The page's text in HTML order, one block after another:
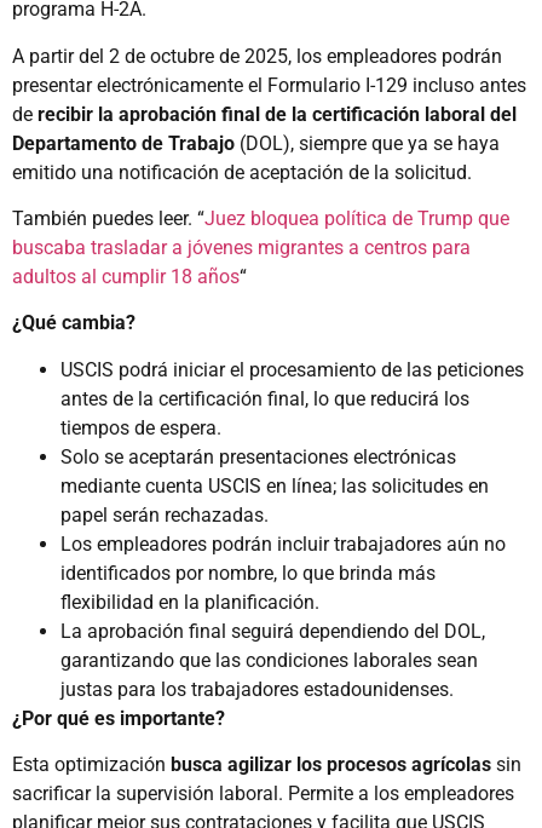
programa H-2A.
A partir del 2 de octubre de 2025, los empleadores podrán
presentar electrónicamente el Formulario I-129 incluso antes
de recibir la aprobación final de la certificación laboral del
Departamento de Trabajo (DOL), siempre que ya se haya
emitido una notificación de aceptación de la solicitud.
También puedes leer. “Juez bloquea política de Trump que
buscaba trasladar a jóvenes migrantes a centros para
adultos al cumplir 18 años“
¿Qué cambia?
USCIS podrá iniciar el procesamiento de las peticiones
antes de la certificación final, lo que reducirá los
tiempos de espera.
Solo se aceptarán presentaciones electrónicas
mediante cuenta USCIS en línea; las solicitudes en
papel serán rechazadas.
Los empleadores podrán incluir trabajadores aún no
identificados por nombre, lo que brinda más
flexibilidad en la planificación.
La aprobación final seguirá dependiendo del DOL,
garantizando que las condiciones laborales sean
justas para los trabajadores estadounidenses.
¿Por qué es importante?
Esta optimización busca agilizar los procesos agrícolas sin
sacrificar la supervisión laboral. Permite a los empleadores
planificar mejor sus contrataciones y facilita que USCIS